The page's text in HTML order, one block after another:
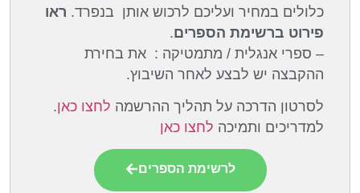
כלולים במחיר ועליכם לרכוש אותן בנפרד. ראו
פירוט ברשימת הספרים.
– ספרי אנגלית / מתמטיקה : את בחירת
ההקבצה יש לבצע לאחר השיבוץ.
לסרטון הדרכה על תהליך ההרשמה לחצו כאן.
למדריכים ותמיכה לחצו כאן
לרשימת הספרים